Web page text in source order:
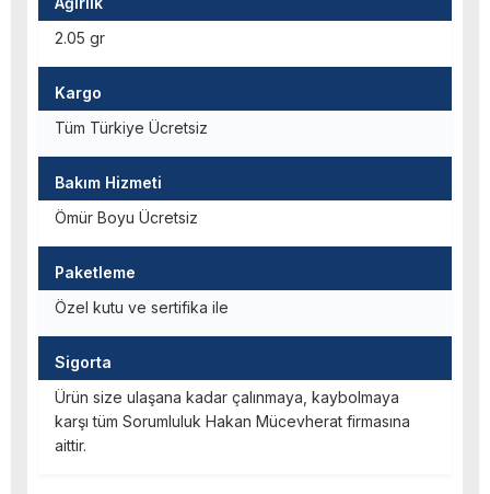
2.05 gr
Kargo
Tüm Türkiye Ücretsiz
Bakım Hizmeti
Ömür Boyu Ücretsiz
Paketleme
Özel kutu ve sertifika ile
Sigorta
Ürün size ulaşana kadar çalınmaya, kaybolmaya
karşı tüm Sorumluluk Hakan Mücevherat firmasına
aittir.